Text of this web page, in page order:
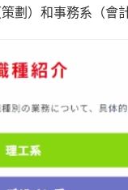
劃）和事務系（會